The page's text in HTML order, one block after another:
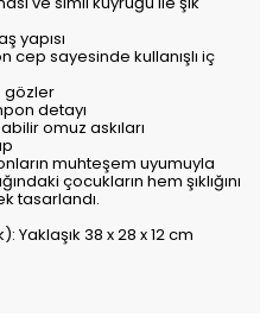
yapısı
cep sayesinde kullanışlı iç
gözler
detayı
omuz askıları
muhteşem uyumuyla
çocukların hem şıklığını
tasarlandı.
Yaklaşık 38 x 28 x 12 cm